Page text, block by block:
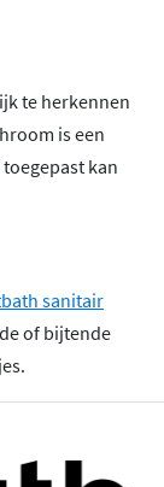
te herkennen
is een
kan
sanitair
of bijtende